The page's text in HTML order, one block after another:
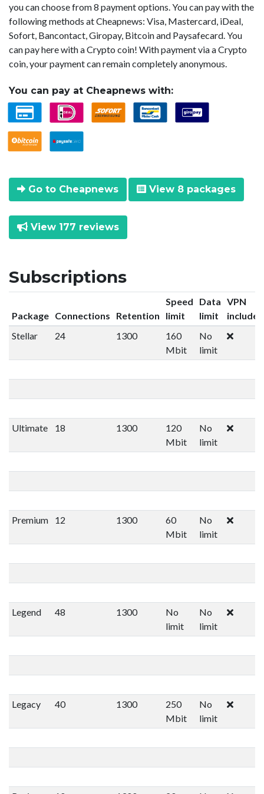
you can choose from 8 payment options. You can pay with the
following methods at Cheapnews: Visa, Mastercard, iDeal,
Sofort, Bancontact, Giropay, Bitcoin and Paysafecard. You
can pay here with a Crypto coin! With payment via a Crypto
coin, your payment can remain completely anonymous.
You can pay at Cheapnews with:
Go to Cheapnews View 8 packages
View 177 reviews
Subscriptions
Package Connections Retention
Speed
limit
Data
limit
VPN
included
Stellar
24 1300
160
Mbit
No
limit
Ultimate 18 1300
120
Mbit
No
limit
Premium 12 1300
60
Mbit
No
limit
Legend 48 1300
No
limit
No
limit
Legacy 40 1300
250
Mbit
No
limit